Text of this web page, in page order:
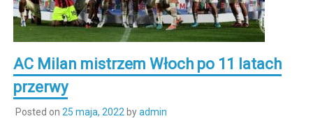
AC Milan mistrzem Włoch po 11 latach
przerwy
Posted on 25 maja, 2022byadmin